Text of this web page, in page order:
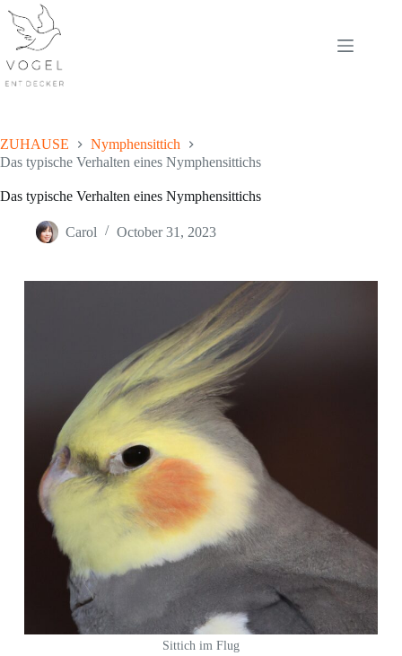
content
ZUHAUSE
Nymphensittich
Das typische Verhalten eines Nymphensittichs
Das typische Verhalten eines Nymphensittichs
Carol October 31, 2023
Sittich im Flug